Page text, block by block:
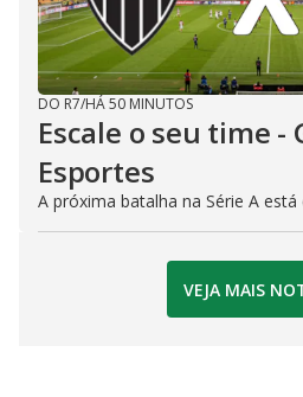
DO R7/HÁ 50 MINUTOS
Escale o seu time -
Esportes
A próxima batalha na Série A está
VEJA MAIS